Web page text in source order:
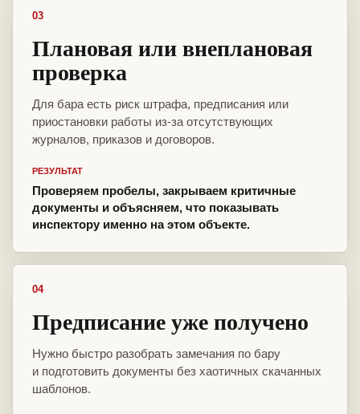
03
Плановая или внеплановая
проверка
Для бара есть риск штрафа, предписания или
приостановки работы из-за отсутствующих
журналов, приказов и договоров.
РЕЗУЛЬТАТ
Проверяем пробелы, закрываем критичные
документы и объясняем, что показывать
инспектору именно на этом объекте.
04
Предписание уже получено
Нужно быстро разобрать замечания по бару
и подготовить документы без хаотичных скачанных
шаблонов.